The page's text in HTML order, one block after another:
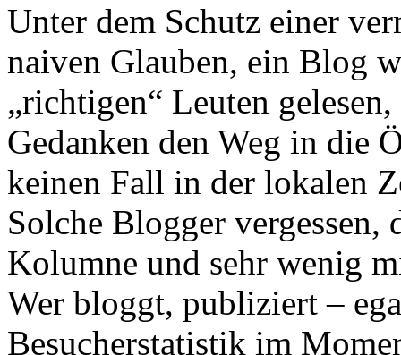
Unter dem Schutz einer
naiven Glauben, ein Blog
„richtigen“ Leuten
Gedanken den Weg in die
keinen Fall in der lokalen
Solche Blogger
Kolumne und sehr wenig
Wer bloggt, publiziert –
Besucherstatistik im